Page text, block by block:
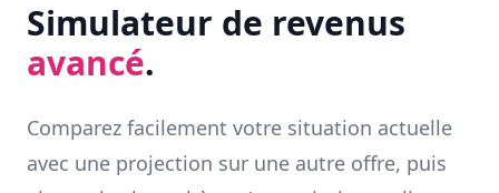
Simulateur de revenus
avancé.
Comparez facilement votre situation actuelle
avec une projection sur une autre offre, puis